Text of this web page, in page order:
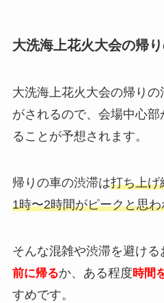
大洗海上花火大会の帰
大洗海上花火大会の帰りの
がされるので、会場中心部
ることが予想されます。
帰りの車の渋滞は打ち上げ
1時〜2時間がピークと思
そんな混雑や渋滞を避ける
前に帰るか、ある程度時間
すめです。